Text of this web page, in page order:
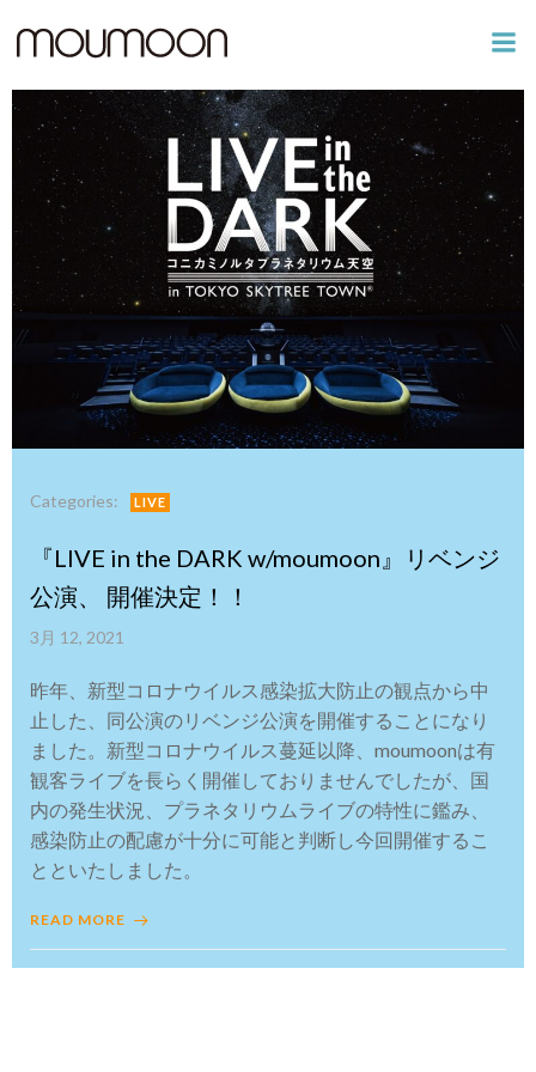
ン
ツ
へ
ス
キ
ッ
プ
Categories: LIVE
『LIVE in the DARK w/moumoon』リベンジ
公演、 開催決定！！
3月 12, 2021
昨年、新型コロナウイルス感染拡大防止の観点から中
止した、同公演のリベンジ公演を開催することになり
ました。新型コロナウイルス蔓延以降、moumoonは有
観客ライブを長らく開催しておりませんでしたが、国
内の発生状況、プラネタリウムライブの特性に鑑み、
感染防止の配慮が十分に可能と判断し今回開催するこ
とといたしました。
READ MORE